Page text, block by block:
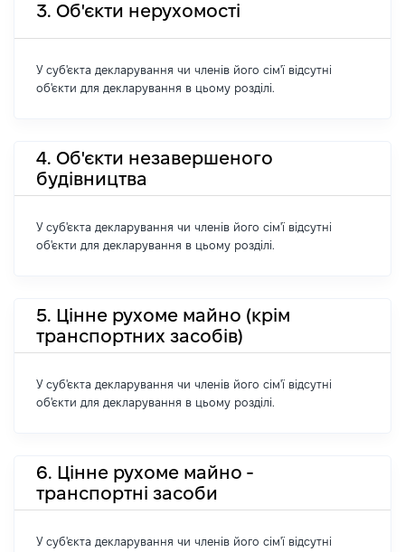
3. Об'єкти нерухомості
У суб'єкта декларування чи членів його сім'ї відсутні
об'єкти для декларування в цьому розділі.
4. Об'єкти незавершеного
будівництва
У суб'єкта декларування чи членів його сім'ї відсутні
об'єкти для декларування в цьому розділі.
5. Цінне рухоме майно (крім
транспортних засобів)
У суб'єкта декларування чи членів його сім'ї відсутні
об'єкти для декларування в цьому розділі.
6. Цінне рухоме майно -
транспортні засоби
У суб'єкта декларування чи членів його сім'ї відсутні